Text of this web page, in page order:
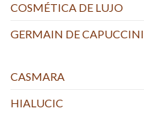
COSMÉTICA DE LUJO
GERMAIN DE CAPUCCINI
CASMARA
HIALUCIC